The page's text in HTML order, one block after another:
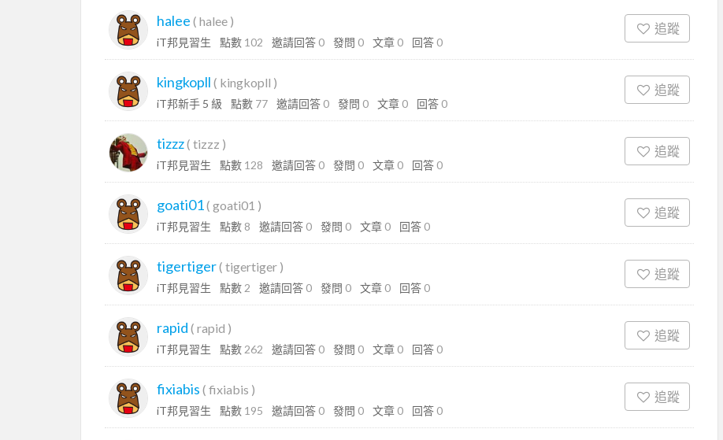
halee ( halee )
iT邦見習生 點數 102 邀請回答 0 發問 0 文章 0 回答 0
追蹤
kingkopll ( kingkopll )
iT邦新手 5 級 點數 77 邀請回答 0 發問 0 文章 0 回答 0
追蹤
tizzz( tizzz )
iT邦見習生 點數 128 邀請回答 0 發問 0 文章 0 回答 0
追蹤
goati01( goati01 )
iT邦見習生 點數 8 邀請回答 0 發問 0 文章 0 回答 0
追蹤
tigertiger( tigertiger )
iT邦見習生 點數 2 邀請回答 0 發問 0 文章 0 回答 0
追蹤
rapid ( rapid )
iT邦見習生 點數 262 邀請回答 0 發問 0 文章 0 回答 0
追蹤
fixiabis ( fixiabis )
iT邦見習生 點數 195 邀請回答 0 發問 0 文章 0 回答 0
追蹤